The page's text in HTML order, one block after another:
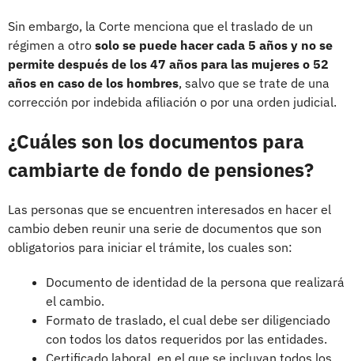
Sin embargo, la Corte menciona que el traslado de un
régimen a otro solo se puede hacer cada 5 años y no se
permite después de los 47 años para las mujeres o 52
años en caso de los hombres, salvo que se trate de una
corrección por indebida afiliación o por una orden judicial.
¿Cuáles son los documentos para
cambiarte de fondo de pensiones?
Las personas que se encuentren interesados en hacer el
cambio deben reunir una serie de documentos que son
obligatorios para iniciar el trámite, los cuales son:
Documento de identidad de la persona que realizará
el cambio.
Formato de traslado, el cual debe ser diligenciado
con todos los datos requeridos por las entidades.
Certificado laboral, en el que se incluyan todos los